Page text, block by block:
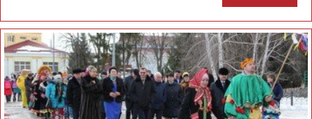
государственным национальным исследовательским
университетом, администрацией Грайворонского района при
поддержке Ассоциации «Совет муниципальных образований
Белгородской области».